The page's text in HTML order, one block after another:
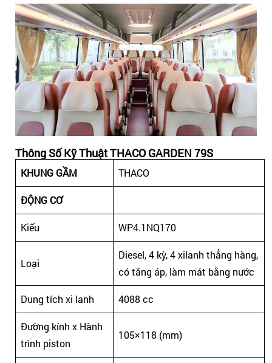
Thông Số Kỹ Thuật THACO GARDEN 79S
KHUNG GẦM THACO
ĐỘNG CƠ
Kiểu WP4.1NQ170
Loại
Diesel, 4 kỳ, 4 xilanh thẳng hàng,
có tăng áp, làm mát bằng nước
Dung tích xi lanh 4088 cc
Đường kính x Hành
trình piston
105×118 (mm)